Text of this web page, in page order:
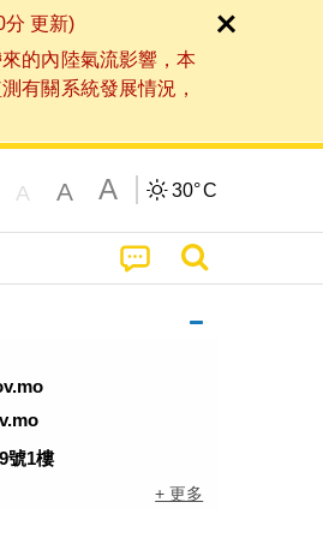
分 更新)
的內陸氣流影響，本
有關系統發展情況，
A A A 30°C
號1樓
+ 更多